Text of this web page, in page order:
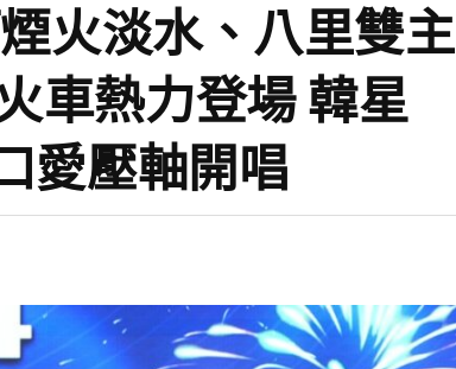
火淡水、八里雙主
車熱力登場 韓星
愛壓軸開唱